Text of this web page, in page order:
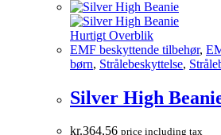
Hurtigt Overblik
EMF beskyttende tilbehør,
børn, Strålebeskyttelse,
Silver High
kr.364,56 price including tax